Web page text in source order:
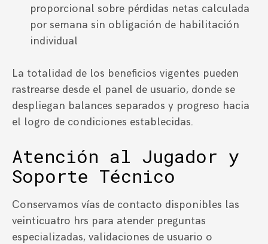
proporcional sobre pérdidas netas calculada
por semana sin obligación de habilitación
individual
La totalidad de los beneficios vigentes pueden
rastrearse desde el panel de usuario, donde se
despliegan balances separados y progreso hacia
el logro de condiciones establecidas.
Atención al Jugador y
Soporte Técnico
Conservamos vías de contacto disponibles las
veinticuatro hrs para atender preguntas
especializadas, validaciones de usuario o